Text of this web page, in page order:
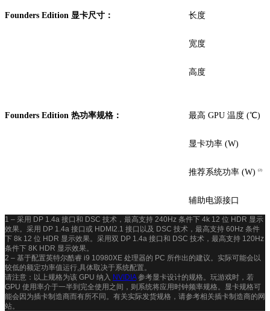
Founders Edition 显卡尺寸： 长度
宽度
高度
Founders Edition 热功率规格： 最高 GPU 温度 (℃)
显卡功率 (W)
推荐系统功率 (W) (2)
辅助电源接口
1 – 采用 DP 1.4a 接口和 DSC 技术，最高支持 240Hz 条件下 4k 12 位 HDR 显示
效果。采用 DP 1.4a 接口或 HDMI2.1 接口以及 DSC 技术，最高支持 60Hz 条件
下 8k 12 位 HDR 显示效果。采用双 DP 1.4a 接口和 DSC 技术，最高支持 120Hz
条件下 8K HDR 显示效果。
2 – 基于配置英特尔酷睿 i9 10980XE 处理器的 PC 所作出的建议。实际可能会以
较低的额定功率值运行,具体取决于系统配置。
请注意：以上规格为该 GPU 纳入 NVIDIA参考显卡设计的规格。玩游戏时，若
GPU 使用率介于一半到完全使用之间，则系统将应用时钟频率规格。显卡规格可
能会因为插卡制造商而有所不同。有关实际发货规格，请参考相关插卡制造商的网
站。